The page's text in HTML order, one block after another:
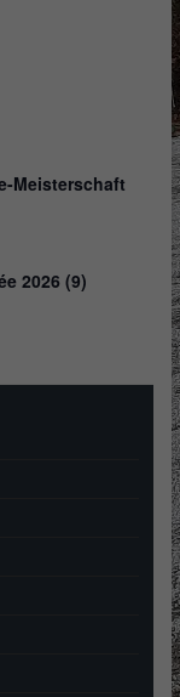
Meisterschaft
2026 (9)